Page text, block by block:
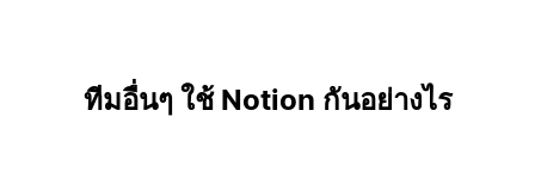
ทีมอื่นๆ ใช้ Notion กันอย่างไร